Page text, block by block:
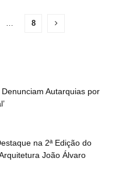
… 8
Autarquias por
na 2ª Edição do
João Álvaro